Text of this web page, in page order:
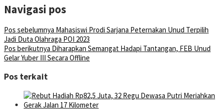
Navigasi pos
Pos sebelumnya Mahasiswi Prodi Sarjana Peternakan Unud Terpilih
Jadi Duta Olahraga POI 2023
Pos berikutnya Diharapkan Semangat Hadapi Tantangan, FEB Unud
Gelar Yuber III Secara Offline
Pos terkait